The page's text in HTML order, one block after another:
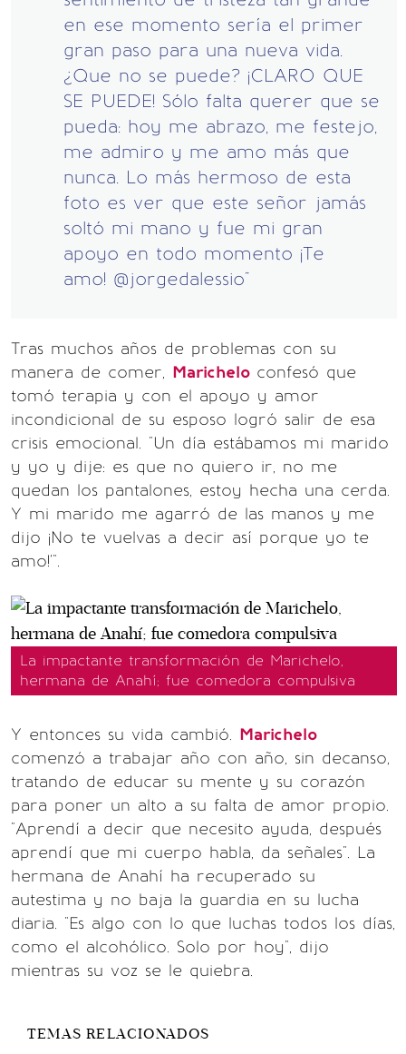
en ese momento sería el primer
gran paso para una nueva vida.
¿Que no se puede? ¡CLARO QUE
SE PUEDE! Sólo falta querer que se
pueda: hoy me abrazo, me festejo,
me admiro y me amo más que
nunca. Lo más hermoso de esta
foto es ver que este señor jamás
soltó mi mano y fue mi gran
apoyo en todo momento ¡Te
amo! @jorgedalessio"
Tras muchos años de problemas con su
manera de comer, Marichelo confesó que
tomó terapia y con el apoyo y amor
incondicional de su esposo logró salir de esa
crisis emocional. "Un día estábamos mi marido
y yo y dije: es que no quiero ir, no me
quedan los pantalones, estoy hecha una cerda.
Y mi marido me agarró de las manos y me
dijo ¡No te vuelvas a decir así porque yo te
amo!'".
La impactante transformación de Marichelo,
hermana de Anahí; fue comedora compulsiva
Y entonces su vida cambió. Marichelo
comenzó a trabajar año con año, sin decanso,
tratando de educar su mente y su corazón
para poner un alto a su falta de amor propio.
"Aprendí a decir que necesito ayuda, después
aprendí que mi cuerpo habla, da señales". La
hermana de Anahí ha recuperado su
autestima y no baja la guardia en su lucha
diaria. "Es algo con lo que luchas todos los días,
como el alcohólico. Solo por hoy", dijo
mientras su voz se le quiebra.
TEMAS RELACIONADOS